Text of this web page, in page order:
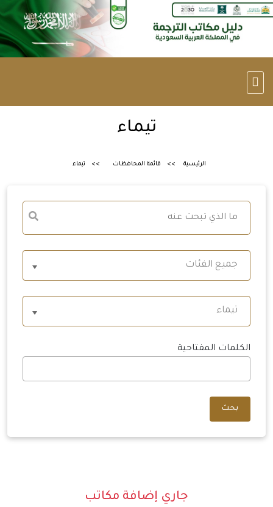
تيماء
الرئيسية قائمة المحافظات تيماء
جميع الفئات
تيماء
الكلمات المفتاحية
بحث
جاري إضافة مكاتب